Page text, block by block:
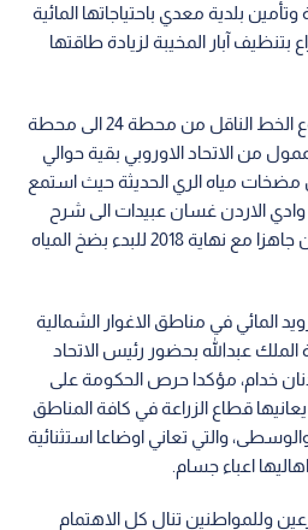
بلدية معدي باحتياجاتها المائية
بتنظيف آبار المخيبة لزيادة طاقتها
كما تفقد الوزير أعمال مشروع الخط الناقل من محطة 24 الى محطة
من الاتحاد الاوروبي بقية حوالي
مضخات مياه الري الحديثة حيث استمع
الاردن غسان عبيدات الى شرح
عن سير العمل والذي سيكون جاهزا مع نهاية 2018 للبدء بضخ المياه
المائي في مناطق الاغوار الشمالية
عبدالله بحضور رئيس الاتحاد
خدام، مؤكدا حرص الحكومة على
قطاع الزراعة في كافة المناطق
والتي تعاني اوضاعا استثنائية
اعباء جسام.
وللمواطنين تنال كل الاهتمام